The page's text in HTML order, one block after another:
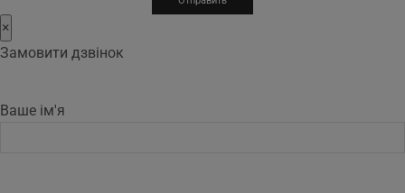
×
Замовити дзвінок
Ваше ім'я